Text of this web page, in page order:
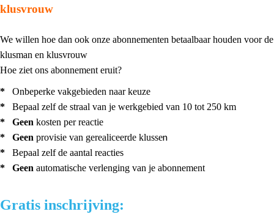
klusvrouw
We willen hoe dan ook onze abonnementen betaalbaar houden voor de
klusman en klusvrouw
Hoe ziet ons abonnement eruit?
* Onbeperke vakgebieden naar keuze
* Bepaal zelf de straal van je werkgebied van 10 tot 250 km
* Geen kosten per reactie
* Geen provisie van gerealiceerde klussen
* Bepaal zelf de aantal reacties
*
Geen automatische verlenging van je abonnement
Gratis inschrijving: